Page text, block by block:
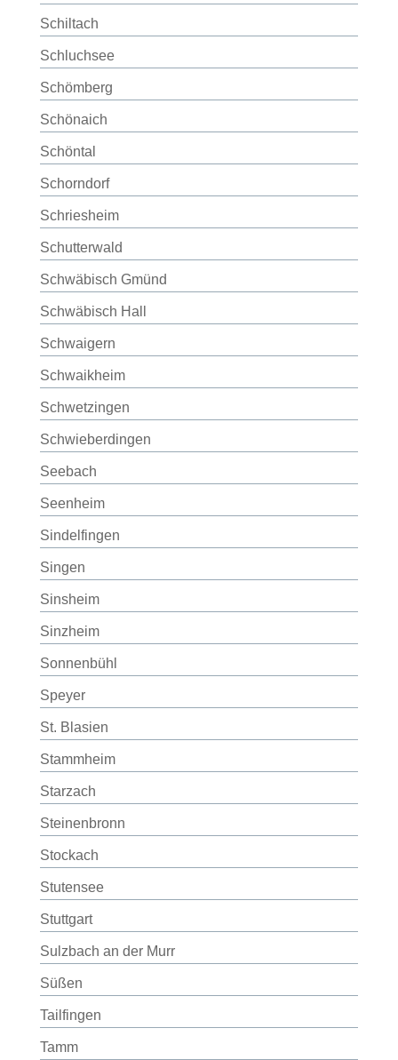
Schiltach
Schluchsee
Schömberg
Schönaich
Schöntal
Schorndorf
Schriesheim
Schutterwald
Schwäbisch Gmünd
Schwäbisch Hall
Schwaigern
Schwaikheim
Schwetzingen
Schwieberdingen
Seebach
Seenheim
Sindelfingen
Singen
Sinsheim
Sinzheim
Sonnenbühl
Speyer
St. Blasien
Stammheim
Starzach
Steinenbronn
Stockach
Stutensee
Stuttgart
Sulzbach an der Murr
Süßen
Tailfingen
Tamm